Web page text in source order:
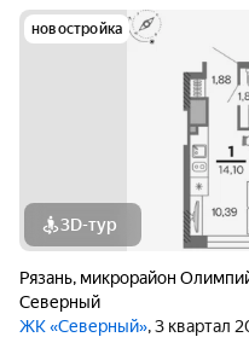
новостройка
3D-тур
Рязань, микрорайон
Северный
ЖК «Северный», 3 квартал